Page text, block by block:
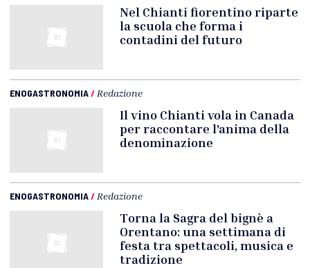
Nel Chianti fiorentino riparte
la scuola che forma i
contadini del futuro
ENOGASTRONOMIA/ Redazione
Il vino Chianti vola in Canada
per raccontare l'anima della
denominazione
ENOGASTRONOMIA/ Redazione
Torna la Sagra del bignè a
Orentano: una settimana di
festa tra spettacoli, musica e
tradizione